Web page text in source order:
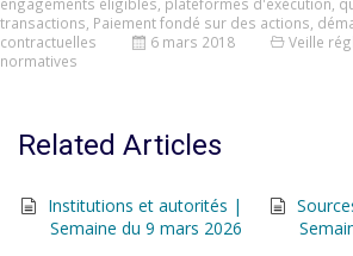
transactions Paiement fondé sur des actions
contractuelles
6 mars 2018 Veille
normatives
Related Articles
Institutions et autorités |
Semaine du 9 mars 2026